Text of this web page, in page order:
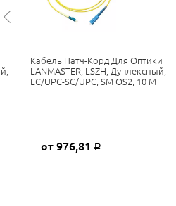
Кабель Патч-Корд Для Оптики
LANMASTER, LSZH, Дуплексный,
LC/UPC-SC/UPC, SM OS2, 10 М
от 976,81 Р